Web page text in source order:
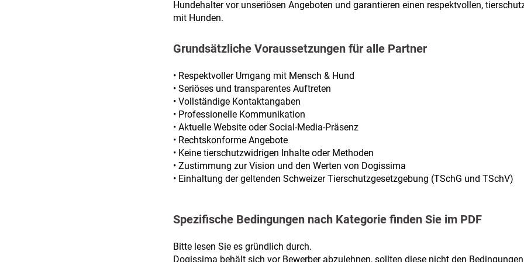
Hundehalter vor unseriösen Angeboten und garantieren einen respektvollen,
mit Hunden.
Grundsätzliche Voraussetzungen für alle Partner
• Respektvoller Umgang mit Mensch & Hund
• Seriöses und transparentes Auftreten
• Vollständige Kontaktangaben
• Professionelle Kommunikation
• Aktuelle Website oder Social-Media-Präsenz
• Rechtskonforme Angebote
• Keine tierschutzwidrigen Inhalte oder Methoden
• Zustimmung zur Vision und den Werten von Dogissima
• Einhaltung der geltenden Schweizer Tierschutzgesetzgebung (TSchG und TSchV)
Spezifische Bedingungen nach Kategorie finden Sie im PDF
Bitte lesen Sie es gründlich durch.
Dogissima behält sich vor Bewerber abzulehnen, sollten diese nicht den